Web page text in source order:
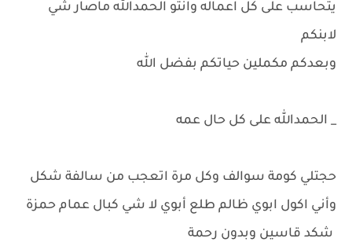
يتحاسب على كل اعماله وانتو الحمدالله ماصار شي
لابنكم
وبعدكم مكملين حياتكم بفضل الله
_ الحمدالله على كل حال عمه
حجتلي كومة سوالف وكل مرة اتعجب من سالفة شكل
وأني اكول ابوي ظالم طلع أبوي لا شي كبال عمام حمزة
شكد قاسين وبدون رحمة